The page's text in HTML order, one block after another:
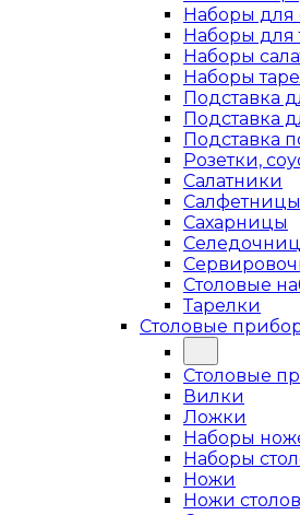
Наборы для
Наборы для
Наборы
Наборы
Подставка
Подставка
Подставка
Розетки,
Салатники
Сахарницы
Столовые
Тарелки
Столовые
Столовые
Вилки
Ложки
Наборы
Наборы
Ножи
Ножи